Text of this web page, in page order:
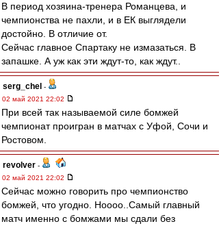
В период хозяина-тренера Романцева, и
чемпионства не пахли, и в ЕК выглядели
достойно. В отличие от.
Сейчас главное Спартаку не измазаться. В
запашке. А уж как эти ждут-то, как ждут..
serg_chel -
02 май 2021 22:02
При всей так называемой силе бомжей
чемпионат проигран в матчах с Уфой, Сочи и
Ростовом.
revolver -
02 май 2021 22:02
Сейчас можно говорить про чемпионство
бомжей, что угодно. Ноооо..Самый главный
матч именно с бомжами мы сдали без